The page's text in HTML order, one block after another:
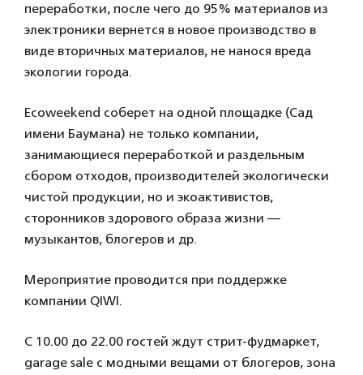
переработки, после чего до 95% материалов из
электроники вернется в новое производство в
виде вторичных материалов, не нанося вреда
экологии города.
Ecoweekend соберет на одной площадке (Сад
имени Баумана) не только компании,
занимающиеся переработкой и раздельным
сбором отходов, производителей экологически
чистой продукции, но и экоактивистов,
сторонников здорового образа жизни —
музыкантов, блогеров и др.
Мероприятие проводится при поддержке
компании QIWI.
С 10.00 до 22.00 гостей ждут стрит-фудмаркет,
garage sale с модными вещами от блогеров, зона